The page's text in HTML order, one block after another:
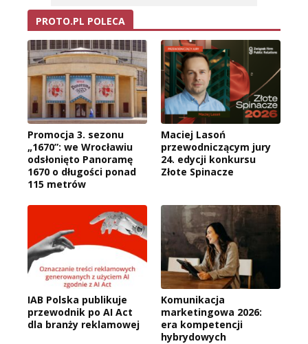
PROTO.PL POLECA
Promocja 3. sezonu
„1670”: we Wrocławiu
odsłonięto Panoramę
1670 o długości ponad
115 metrów
Maciej Lasoń
przewodniczącym jury
24. edycji konkursu
Złote Spinacze
IAB Polska publikuje
przewodnik po AI Act
dla branży reklamowej
Komunikacja
marketingowa 2026:
era kompetencji
hybrydowych